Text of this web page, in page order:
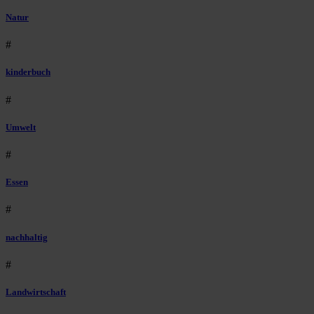
Natur
#
kinderbuch
#
Umwelt
#
Essen
#
nachhaltig
#
Landwirtschaft